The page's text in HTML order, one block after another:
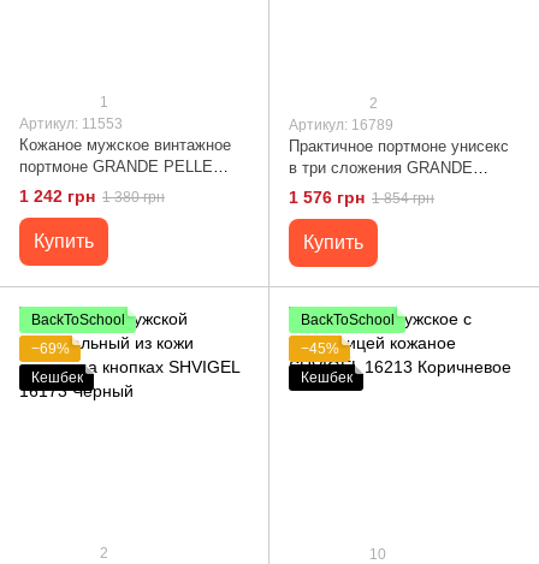
1
Артикул: 11553
Кожаное мужское винтажное
портмоне GRANDE PELLE
11553 Коричневый
1 242 грн 1 380 грн
Купить
2
Артикул: 16789
Практичное портмоне унисекс
в три сложения GRANDE
PELLE 16789 Черный
1 576 грн 1 854 грн
Купить
BackToSchool
−69%
Кешбек
2
BackToSchool
−45%
Кешбек
10